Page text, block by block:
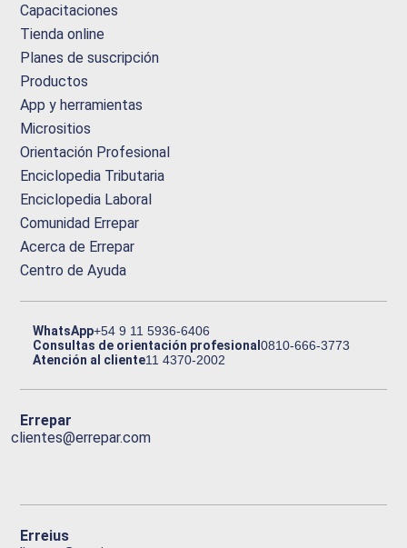
Capacitaciones
Tienda online
Planes de suscripción
Productos
App y herramientas
Micrositios
Orientación Profesional
Enciclopedia Tributaria
Enciclopedia Laboral
Comunidad Errepar
Acerca de Errepar
Centro de Ayuda
WhatsApp+54 9 11 5936-6406
Consultas de orientación profesional0810-666-3773
Atención al cliente11 4370-2002
Errepar
clientes@errepar.com
Erreius